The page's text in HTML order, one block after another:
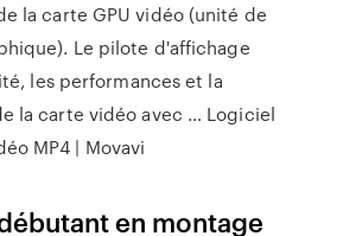
la carte GPU vidéo (unité de
Le pilote d'affichage
les performances et la
la carte vidéo avec … Logiciel
MP4 | Movavi
en montage